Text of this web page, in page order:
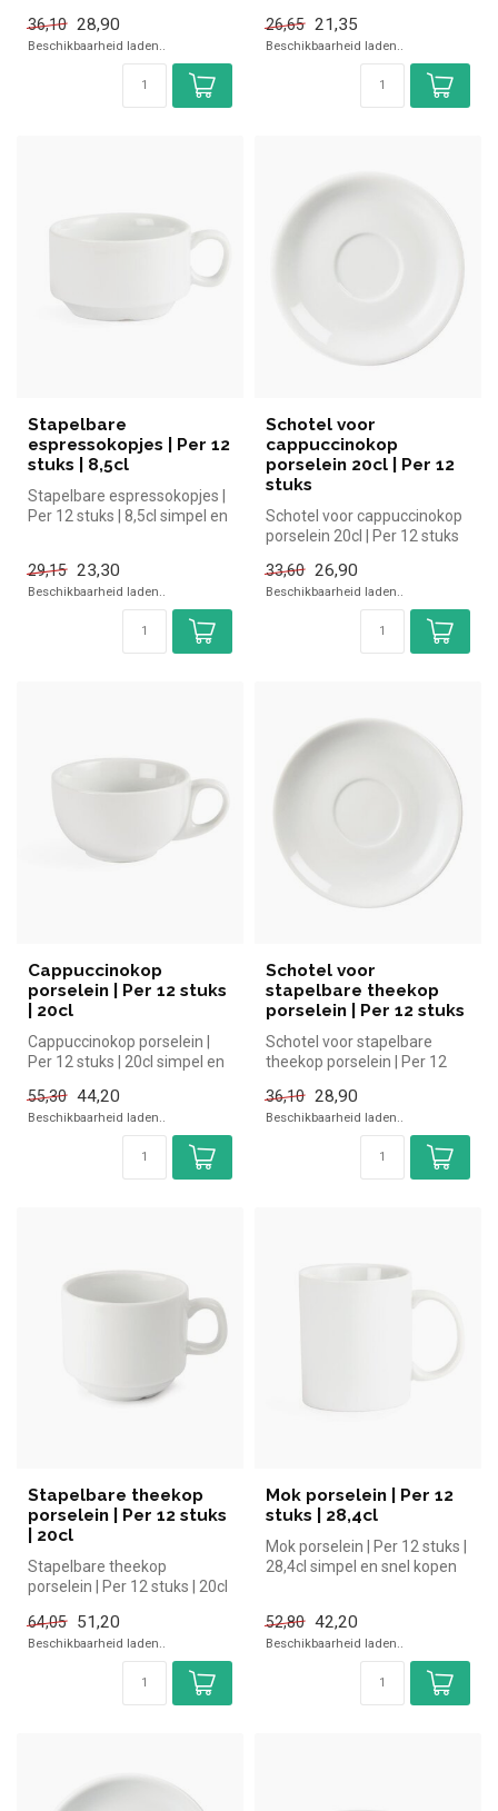
36,10 28,90
Beschikbaarheid laden..
d...
26,65 21,35
Beschikbaarheid laden..
Stapelbare
espressokopjes | Per 12
stuks | 8,5cl
Stapelbare espressokopjes |
Per 12 stuks | 8,5cl simpel en
29,15 23,30
Beschikbaarheid laden..
Schotel voor
cappuccinokop
porselein 20cl | Per 12
stuks
Schotel voor cappuccinokop
porselein 20cl | Per 12 stuks
33,60 26,90
Beschikbaarheid laden..
Cappuccinokop
porselein | Per 12 stuks
| 20cl
Cappuccinokop porselein |
Per 12 stuks | 20cl simpel en
55,30 44,20
Beschikbaarheid laden..
Schotel voor
stapelbare theekop
porselein | Per 12 stuks
Schotel voor stapelbare
theekop porselein | Per 12
vo...
36,10 28,90
Beschikbaarheid laden..
Stapelbare theekop
porselein | Per 12 stuks
| 20cl
Stapelbare theekop
porselein | Per 12 stuks | 20cl
...
64,05 51,20
Beschikbaarheid laden..
Mok porselein | Per 12
stuks | 28,4cl
Mok porselein | Per 12 stuks |
28,4cl simpel en snel kopen
52,80 42,20
Beschikbaarheid laden..